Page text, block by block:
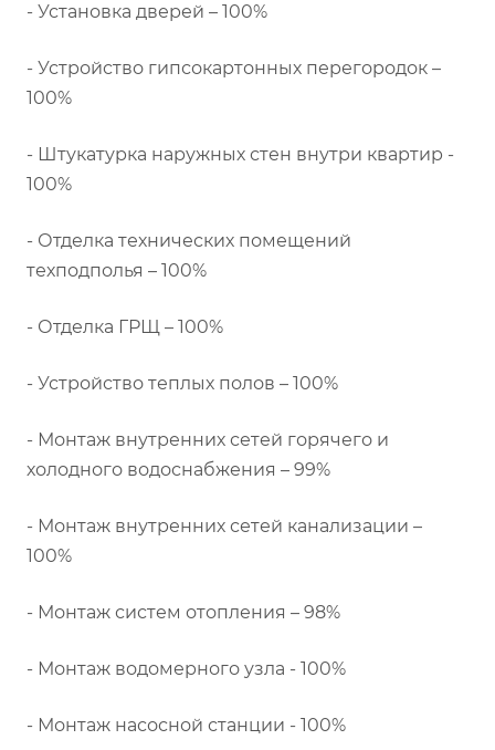
- Установка дверей – 100%
- Устройство гипсокартонных перегородок –
100%
- Штукатурка наружных стен внутри квартир -
100%
- Отделка технических помещений
техподполья – 100%
- Отделка ГРЩ – 100%
- Устройство теплых полов – 100%
- Монтаж внутренних сетей горячего и
холодного водоснабжения – 99%
- Монтаж внутренних сетей канализации –
100%
- Монтаж систем отопления – 98%
- Монтаж водомерного узла - 100%
- Монтаж насосной станции - 100%